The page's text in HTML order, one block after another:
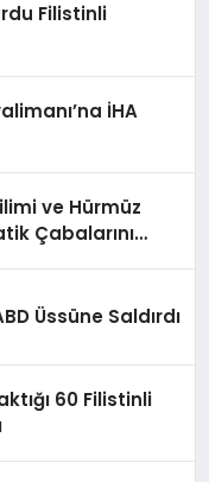
Filistinli
İHA
ve Hürmüz
Çabalarını
Üssüne Saldırdı
60 Filistinli